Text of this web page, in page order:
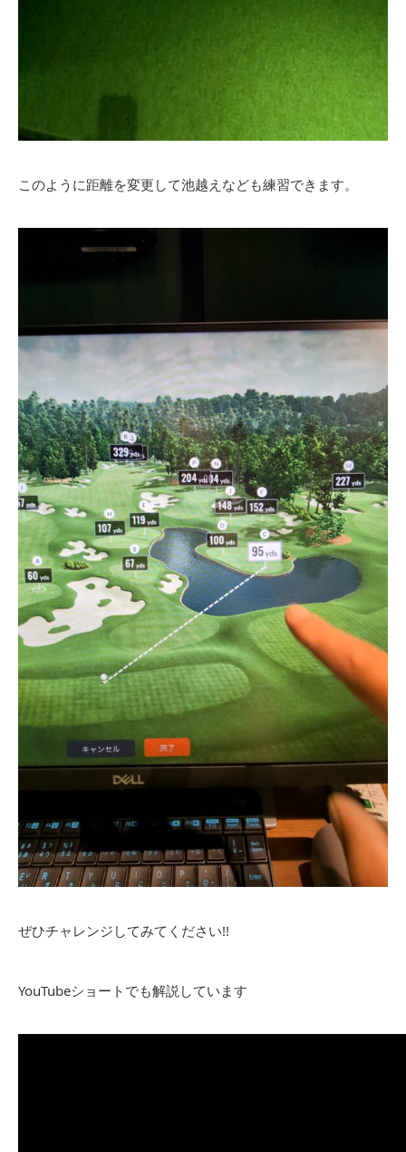
このように距離を変更して池越えなども練習できます。
ぜひチャレンジしてみてください!!
YouTubeショートでも解説しています